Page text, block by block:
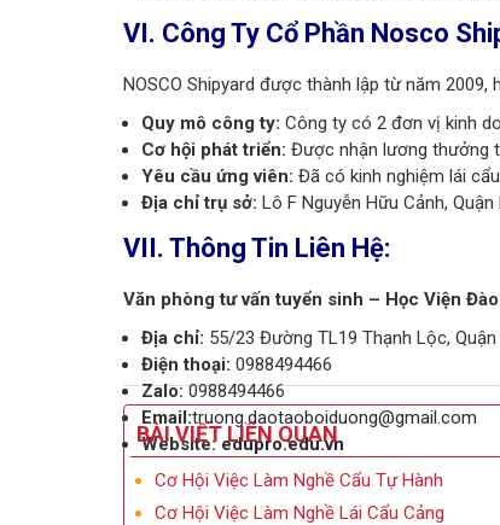
VI. Công Ty Cổ Phần Nosco
NOSCO Shipyard được thành lập từ năm
Quy mô công ty: Công ty có 2 đơn vị kinh
Cơ hội phát triển: Được nhận lương thưởng
Yêu cầu ứng viên: Đã có kinh nghiệm lái
Địa chỉ trụ sở: Lô F Nguyễn Hữu Cảnh, Quận
VII. Thông Tin Liên Hệ:
Văn phòng tư vấn tuyển sinh – Học Viện
Địa chỉ: 55/23 Đường TL19 Thạnh Lộc, Quận
Điện thoại: 0988494466
Zalo:0988494466
Email:truong.daotaoboiduong@gmail.com
Website: edupro.edu.vn
BÀI VIẾT LIÊN QUAN
Cơ Hội Việc Làm Nghề Cẩu Tự Hành
Cơ Hội Việc Làm Nghề Lái Cẩu Cảng